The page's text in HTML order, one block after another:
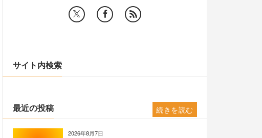
サイト内検索
最近の投稿
2026年8月7日
続きを読む